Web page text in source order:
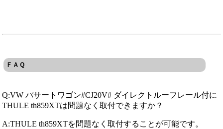
ＦＡＱ
Q:VW パサートワゴン#CJ20V# ダイレクトルーフレール付に
THULE th859XTは問題なく取付できますか？
A:THULE th859XTを問題なく取付することが可能です。